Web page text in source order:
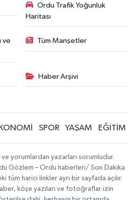
Ordu Trafik Yoğunluk
Haritası
ve
Tüm Manşetler
Haber Arşivi
SPOR YAŞAM EĞİTİM
yorumlardan yazarları sorumludur.
Gözlem – Ordu haberleri/ Son Dakika
tüm harici linkler ayrı bir sayfada açılır.
köşe yazıları ve fotoğraflar izin